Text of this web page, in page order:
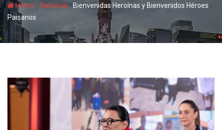
Home - Nacional- Bienvenidas Heroínas y Bienvenidos Héroes
Paisanos